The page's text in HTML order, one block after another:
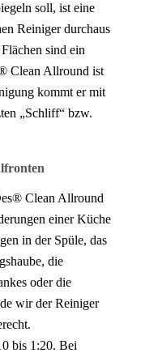
soll, ist eine
Reiniger durchaus
sind ein
Clean Allround ist
kommt er mit
„Schliff“ bzw.
Clean Allround
einer Küche
in der Spüle, das
die
oder die
wir der Reiniger
bis 1:20. Bei